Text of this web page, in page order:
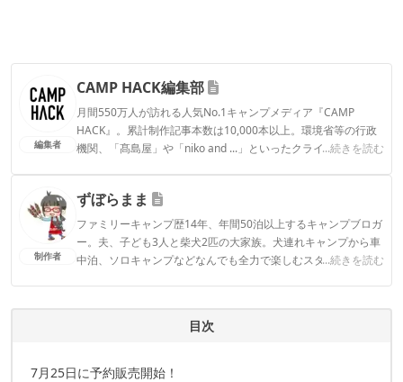
編集者
CAMP HACK編集部
月間550万人が訪れる人気No.1キャンプメディア『CAMP
HACK』。累計制作記事本数は10,000本以上。環境省等の行政
機関、「髙島屋」や「niko and ...」といったクライアントとの
...続きを読む
CAMP HACK編集部のプロフィール
制作者
ずぼらまま
ファミリーキャンプ歴14年、年間50泊以上するキャンプブロガ
ー。夫、子ども3人と柴犬2匹の大家族。犬連れキャンプから車
中泊、ソロキャンプなどなんでも全力で楽しむスタイル。アウ
...続きを読む
ずぼらままのプロフィール
目次
7月25日に予約販売開始！